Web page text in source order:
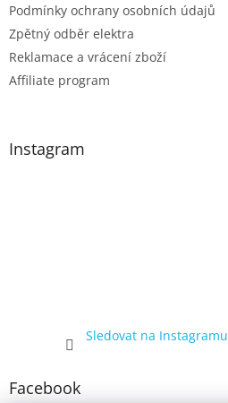
Podmínky ochrany osobních údajů
Zpětný odběr elektra
Reklamace a vrácení zboží
Affiliate program
Instagram
Sledovat na Instagramu
Facebook